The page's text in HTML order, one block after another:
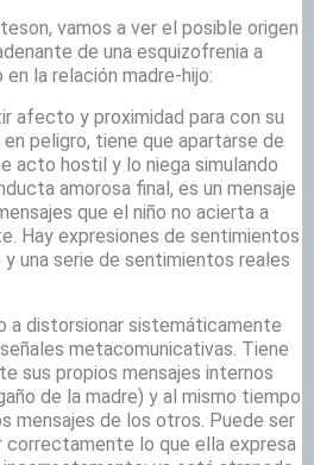
vamos a ver el posible origen
de una esquizofrenia a
la relación madre-hijo:
afecto y proximidad para con su
peligro, tiene que apartarse de
acto hostil y lo niega simulando
amorosa final, es un mensaje
que el niño no acierta a
Hay expresiones de sentimientos
una serie de sentimientos reales
a distorsionar sistemáticamente
metacomunicativas. Tiene
sus propios mensajes internos
de la madre) y al mismo tiempo
mensajes de los otros. Puede ser
lo que ella expresa